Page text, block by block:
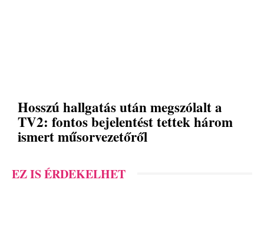
Hosszú hallgatás után megszólalt a
TV2: fontos bejelentést tettek három
ismert műsorvezetőről
EZ IS ÉRDEKELHET